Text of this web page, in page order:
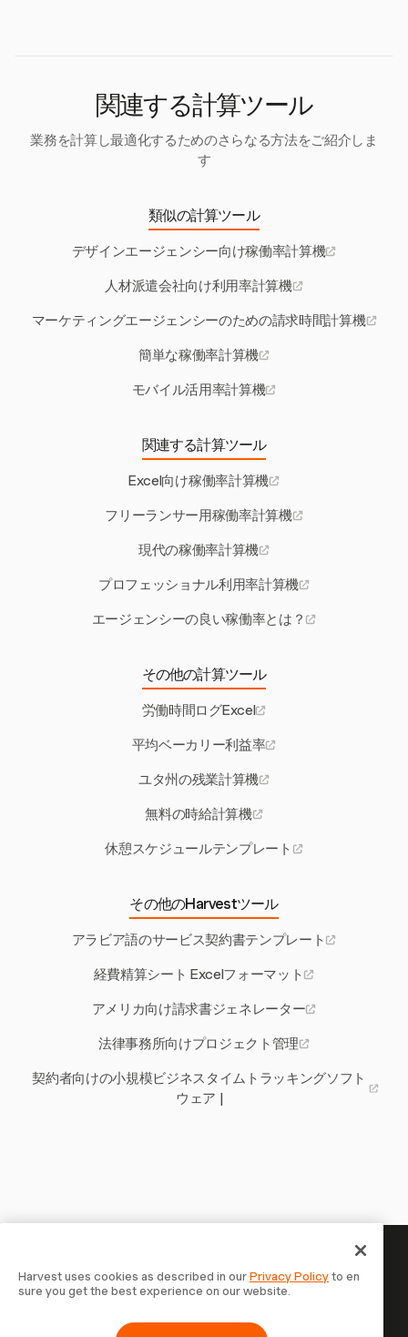
関連する計算ツール
業務を計算し最適化するためのさらなる方法をご紹介しま
す
類似の計算ツール
デザインエージェンシー向け稼働率計算機
人材派遣会社向け利用率計算機
マーケティングエージェンシーのための請求時間計算機
簡単な稼働率計算機
モバイル活用率計算機
関連する計算ツール
Excel向け稼働率計算機
フリーランサー用稼働率計算機
現代の稼働率計算機
プロフェッショナル利用率計算機
エージェンシーの良い稼働率とは？
その他の計算ツール
労働時間ログExcel
平均ベーカリー利益率
ユタ州の残業計算機
無料の時給計算機
休憩スケジュールテンプレート
その他のHarvestツール
アラビア語のサービス契約書テンプレート
経費精算シート Excelフォーマット
アメリカ向け請求書ジェネレーター
法律事務所向けプロジェクト管理
契約者向けの小規模ビジネスタイムトラッキングソフト
ウェア |
あなたの時間には記録する価値
がある — 今すぐ始めましょう
Harvestで時間を記録し、クライアントに請求し、より速
Harvest uses cookies as described in ourPrivacy Policyto en
sure you get the best experience on our website.